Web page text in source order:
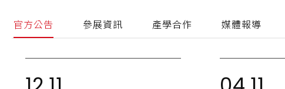
官方公告 參展資訊 產學合作 媒體報導